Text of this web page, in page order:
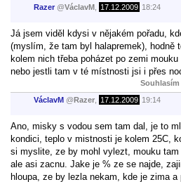
Razer @VáclavM 17.12.2009 18:24
Já jsem viděl kdysi v nějakém pořadu,
(myslím, že tam byl halapremek), hodně
kolem nich třeba poházet po zemi
nebo jestli tam v té místnosti jsi i přes
Souhlasím
VáclavM @Razer 17.12.2009 19:14
Ano, misky s vodou sem tam dal, je to
kondici, teplo v mistnosti je kolem 25C,
si myslite, ze by mohl vylezt, mouku tam
ale asi zacnu. Jake je % ze se najde,
hloupa, ze by lezla nekam, kde je zima a